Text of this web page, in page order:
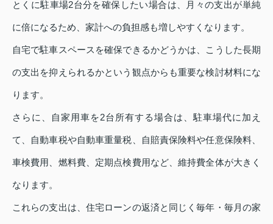
とくに駐車場2台分を確保したい場合は、月々の支出が単純
に倍になるため、家計への負担感も増しやすくなります。
自宅で駐車スペースを確保できるかどうかは、こうした長期
の支出を抑えられるかという観点からも重要な検討材料にな
ります。
さらに、自家用車を2台所有する場合は、駐車場代に加え
て、自動車税や自動車重量税、自賠責保険料や任意保険料、
車検費用、燃料費、定期点検費用など、維持費全体が大きく
なります。
これらの支出は、住宅ローンの返済と同じく毎年・毎月の家